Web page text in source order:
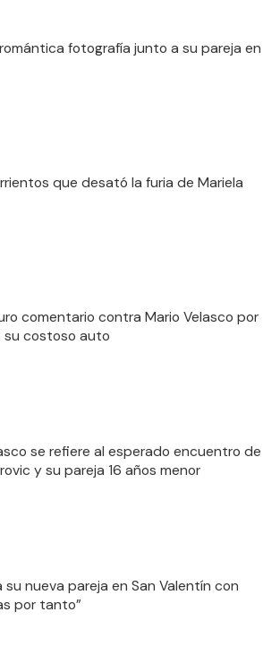
fotografía junto a su pareja en
que desató la furia de Mariela
comentario contra Mario Velasco por
su costoso auto
se refiere al esperado encuentro de
y su pareja 16 años menor
nueva pareja en San Valentín con
por tanto”